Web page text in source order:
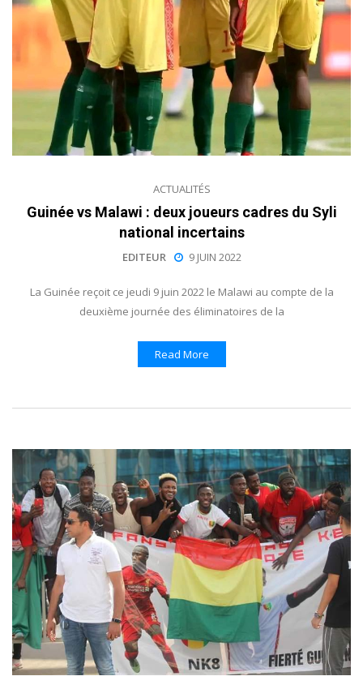
ACTUALITÉS
Guinée vs Malawi : deux joueurs cadres du Syli
national incertains
EDITEUR 9 JUIN 2022
La Guinée reçoit ce jeudi 9 juin 2022 le Malawi au compte de la
deuxième journée des éliminatoires de la
Read More